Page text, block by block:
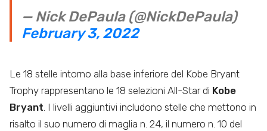
— Nick DePaula (@NickDePaula)
February 3, 2022
Le 18 stelle intorno alla base inferiore del Kobe Bryant
Trophy rappresentano le 18 selezioni All-Star di Kobe
Bryant. I livelli aggiuntivi includono stelle che mettono in
risalto il suo numero di maglia n. 24, il numero n. 10 del